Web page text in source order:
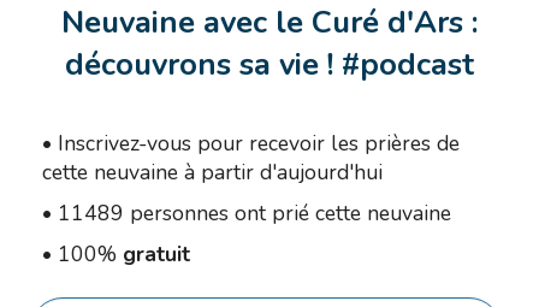
Neuvaine avec le Curé d'Ars :
découvrons sa vie ! #podcast
• Inscrivez-vous pour recevoir les prières de
cette neuvaine à partir d'aujourd'hui
• 11489 personnes ont prié cette neuvaine
• 100% gratuit